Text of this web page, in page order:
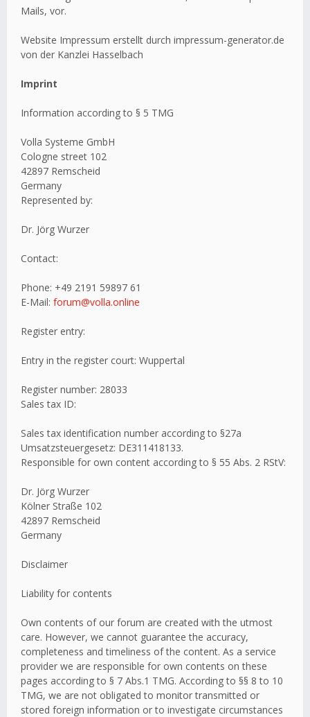
Mails, vor.
Website Impressum erstellt durch impressum-generator.de
von der Kanzlei Hasselbach
Imprint
Information according to § 5 TMG
Volla Systeme GmbH
Cologne street 102
42897 Remscheid
Germany
Represented by:
Dr. Jörg Wurzer
Contact:
Phone: +49 2191 59897 61
E-Mail: forum@volla.online
Register entry:
Entry in the register court: Wuppertal
Register number: 28033
Sales tax ID:
Sales tax identification number according to §27a
Umsatzsteuergesetz: DE311418133.
Responsible for own content according to § 55 Abs. 2 RStV:
Dr. Jörg Wurzer
Kölner Straße 102
42897 Remscheid
Germany
Disclaimer
Liability for contents
Own contents of our forum are created with the utmost
care. However, we cannot guarantee the accuracy,
completeness and timeliness of the content. As a service
provider we are responsible for own contents on these
pages according to § 7 Abs.1 TMG. According to §§ 8 to 10
TMG, we are not obligated to monitor transmitted or
stored foreign information or to investigate circumstances